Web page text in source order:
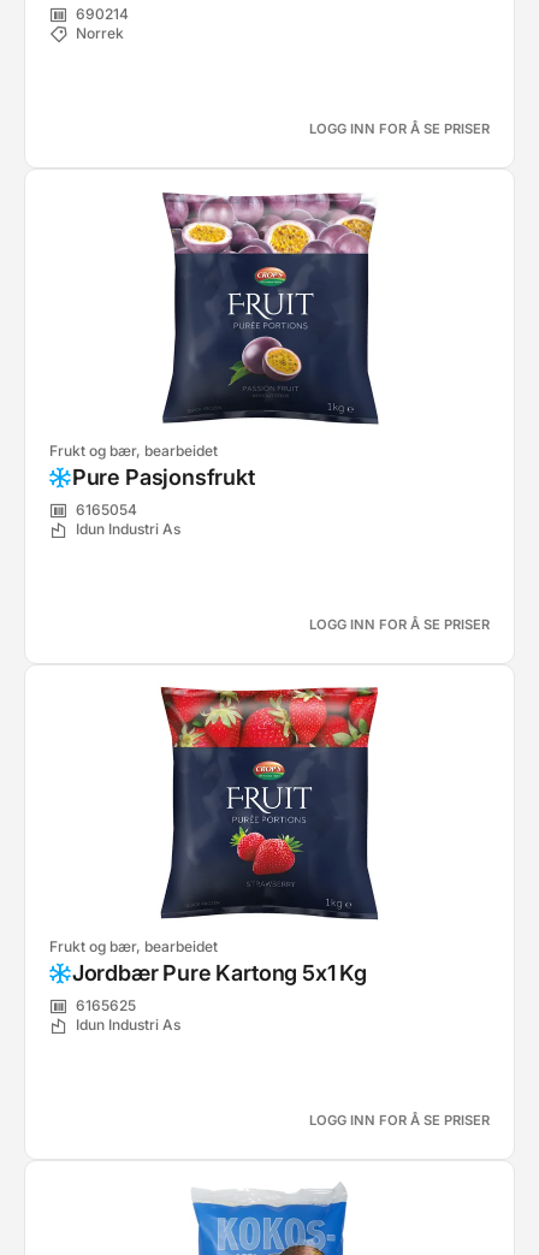
690214
Norrek
LOGG INN FOR Å SE PRISER
Frukt og bær, bearbeidet
Pure Pasjonsfrukt
6165054
Idun Industri As
LOGG INN FOR Å SE PRISER
Frukt og bær, bearbeidet
Jordbær Pure Kartong 5x1 Kg
6165625
Idun Industri As
LOGG INN FOR Å SE PRISER